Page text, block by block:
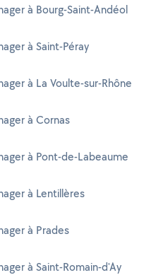
à Bourg-Saint-Andéol
à Saint-Péray
à La Voulte-sur-Rhône
à Cornas
à Pont-de-Labeaume
à Lentillères
à Prades
à Saint-Romain-d'Ay